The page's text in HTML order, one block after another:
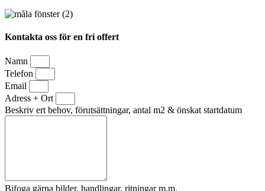
Kontakta oss för en fri offert
Namn
Telefon
Email
Adress + Ort
Beskriv ert behov, förutsättningar, antal m2 & önskat startdatum
Bifoga gärna bilder, handlingar, ritningar m.m.